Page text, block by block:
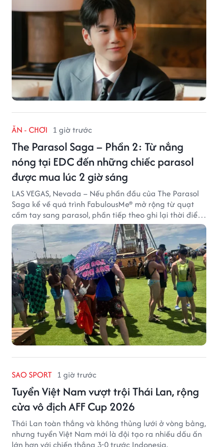
ĂN - CHƠI 1 giờ trước
The Parasol Saga – Phần 2: Từ nắng
nóng tại EDC đến những chiếc parasol
được mua lúc 2 giờ sáng
LAS VEGAS, Nevada – Nếu phần đầu của The Parasol
Saga kể về quá trình FabulousMe® mở rộng từ quạt
cầm tay sang parasol, phần tiếp theo ghi lại thời điểm
sản phẩm được thị trường đón nhận và dần vượt khỏi
công năng che nắng thông thường.
SAO SPORT 1 giờ trước
Tuyển Việt Nam vượt trội Thái Lan, rộng
cửa vô địch AFF Cup 2026
Thái Lan toàn thắng và không thủng lưới ở vòng bảng,
nhưng tuyển Việt Nam mới là đội tạo ra nhiều dấu ấn
lớn hơn với chiến thắng 3-0 trước Indonesia.